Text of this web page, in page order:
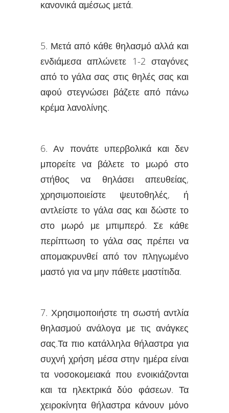
κανονικά αμέσως μετά.
5. Μετά από κάθε θηλασμό αλλά και
ενδιάμεσα απλώνετε 1-2 σταγόνες
από το γάλα σας στις θηλές σας και
αφού στεγνώσει βάζετε από πάνω
κρέμα λανολίνης.
6. Αν πονάτε υπερβολικά και δεν
μπορείτε να βάλετε το μωρό στο
στήθος να θηλάσει απευθείας,
χρησιμοποιείστε ψευτοθηλές, ή
αντλείστε το γάλα σας και δώστε το
στο μωρό με μπιμπερό. Σε κάθε
περίπτωση το γάλα σας πρέπει να
απομακρυνθεί από τον πληγωμένο
μαστό για να μην πάθετε μαστίτιδα.
7. Χρησιμοποιήστε τη σωστή αντλία
θηλασμού ανάλογα με τις ανάγκες
σας.Τα πιο κατάλληλα θήλαστρα για
συχνή χρήση μέσα στην ημέρα είναι
τα νοσοκομειακά που ενοικιάζονται
και τα ηλεκτρικά δύο φάσεων. Τα
χειροκίνητα θήλαστρα κάνουν μόνο